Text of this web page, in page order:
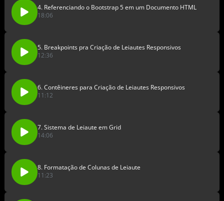
4. Referenciando o Bootstrap 5 em um Documento HTML
18:06
5. Breakpoints pra Criação de Leiautes Responsivos
12:36
6. Contêineres para Criação de Leiautes Responsivos
11:12
7. Sistema de Leiaute em Grid
14:06
8. Formatação de Colunas de Leiaute
11:23